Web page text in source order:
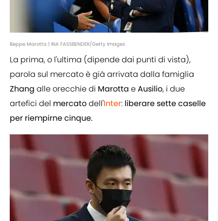
Beppe Marotta | INA FASSBENDER/Getty Images
La prima, o l'ultima (dipende dai punti di vista),
parola sul mercato è già arrivata dalla famiglia
Zhang alle orecchie di Marotta eAusilio, i due
artefici del mercatodell'Inter: liberare sette caselle
per riempirne cinque.